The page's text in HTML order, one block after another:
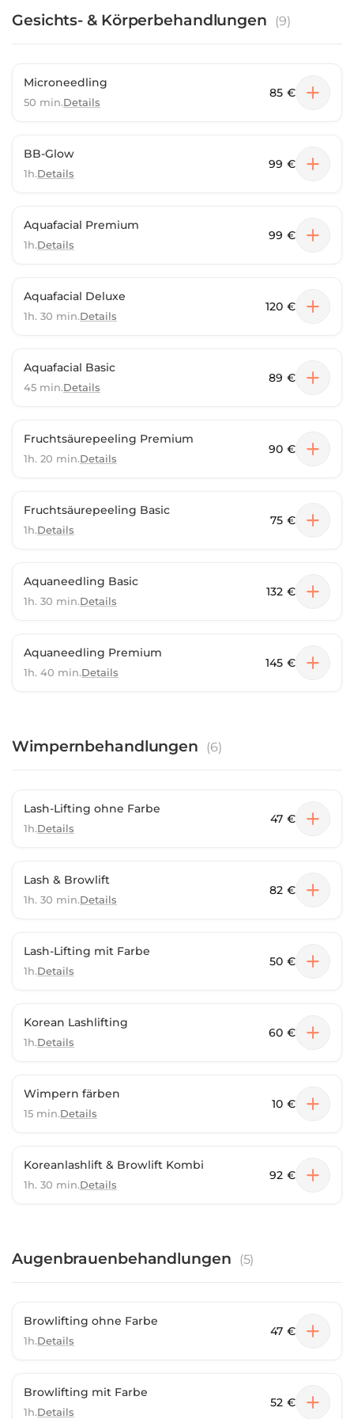
Gesichts- & Körperbehandlungen (9)
Microneedling
50 min.Details
85 €
BB-Glow
1h.Details
99 €
Aquafacial Premium
1h.Details
99 €
Aquafacial Deluxe
1h. 30 min.Details
120 €
Aquafacial Basic
45 min.Details
89 €
Fruchtsäurepeeling Premium
1h. 20 min.Details
90 €
Fruchtsäurepeeling Basic
1h.Details
75 €
Aquaneedling Basic
1h. 30 min.Details
132 €
Aquaneedling Premium
1h. 40 min.Details
145 €
Wimpernbehandlungen (6)
Lash-Lifting ohne Farbe
1h.Details
47 €
Lash & Browlift
1h. 30 min.Details
82 €
Lash-Lifting mit Farbe
1h.Details
50 €
Korean Lashlifting
1h.Details
60 €
Wimpern färben
15 min.Details
10 €
Koreanlashlift & Browlift Kombi
1h. 30 min.Details
92 €
Augenbrauenbehandlungen (5)
Browlifting ohne Farbe
1h.Details
47 €
Browlifting mit Farbe
1h.Details
52 €